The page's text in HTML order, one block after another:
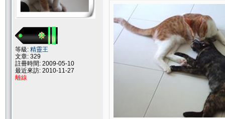
等級: 精靈王
文章: 329
註冊時間: 2009-05-10
最近來訪: 2010-11-27
離線